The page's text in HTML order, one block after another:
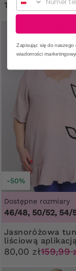
100,00 zł 199,99
-50%
Dostępne rozmiary
46/48, 50/52, 54/
Jasnoróżowa tunika z
liściową aplikacją
80,00 zł159,99
Zapisując się do naszego
wiadomości